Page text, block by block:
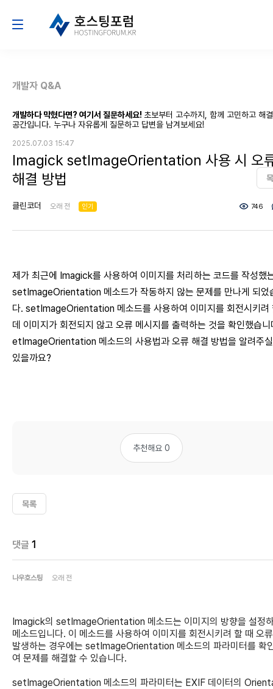
개발자 Q&A
개발하다 막혔다면? 여기서 질문하세요! 초보부터 고수까지, 함께 고민하고 해
공간입니다. 누구나 자유롭게 질문하고 답변을 남겨보세요!
2025.07.03 15:47
Imagick setImageOrientation 사용 시 오
해결 방법
클린코더 오래 전 인기 746
제가 최근에 Imagick를 사용하여 이미지를 처리하는 코드를 작성했
setImageOrientation 메소드가 작동하지 않는 문제를 만나게 되었
다. setImageOrientation 메소드를 사용하여 이미지를 회전시키려
데 이미지가 회전되지 않고 오류 메시지를 출력하는 것을 확인했습
etImageOrientation 메소드의 사용법과 오류 해결 방법을 알려주
있을까요?
추천해요 0
목록
댓글 1
나우호스팅 오래 전
Imagick의 setImageOrientation 메소드는 이미지의 방향을 설정
메소드입니다. 이 메소드를 사용하여 이미지를 회전시키려 할 때 오
발생하는 경우에는 setImageOrientation 메소드의 파라미터를 확
여 문제를 해결할 수 있습니다.
setImageOrientation 메소드의 파라미터는 EXIF 데이터의